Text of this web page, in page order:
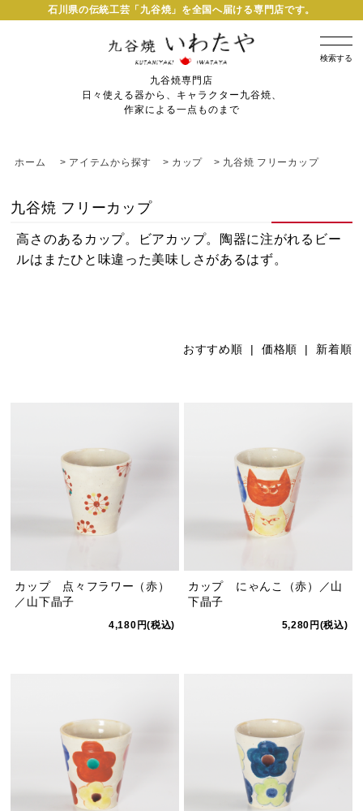
石川県の伝統工芸「九谷焼」を全国へ届ける専門店です。
検索する
九谷焼専門店
日々使える器から、キャラクター九谷焼、
作家による一点ものまで
ホーム > アイテムから探す > カップ > 九谷焼 フリーカップ
九谷焼 フリーカップ
高さのあるカップ。ビアカップ。陶器に注がれるビー
ルはまたひと味違った美味しさがあるはず。
おすすめ順 | 価格順 | 新着順
カップ 点々フラワー（赤）
／山下晶子
4,180円(税込)
カップ にゃんこ（赤）／山
下晶子
5,280円(税込)